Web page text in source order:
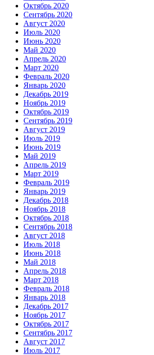
Октябрь 2020
Сентябрь 2020
Август 2020
Июль 2020
Июнь 2020
Май 2020
Апрель 2020
Март 2020
Февраль 2020
Январь 2020
Декабрь 2019
Ноябрь 2019
Октябрь 2019
Сентябрь 2019
Август 2019
Июль 2019
Июнь 2019
Май 2019
Апрель 2019
Март 2019
Февраль 2019
Январь 2019
Декабрь 2018
Ноябрь 2018
Октябрь 2018
Сентябрь 2018
Август 2018
Июль 2018
Июнь 2018
Май 2018
Апрель 2018
Март 2018
Февраль 2018
Январь 2018
Декабрь 2017
Ноябрь 2017
Октябрь 2017
Сентябрь 2017
Август 2017
Июль 2017